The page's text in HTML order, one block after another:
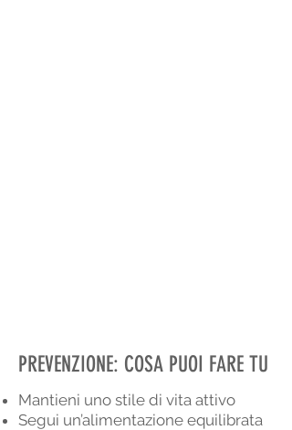
PREVENZIONE: COSA PUOI FARE TU
Mantieni uno stile di vita attivo
Segui un’alimentazione equilibrata